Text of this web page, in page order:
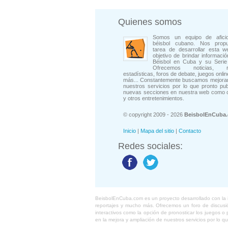
Quienes somos
Somos un equipo de
béisbol cubano. Nos
tarea de desarrollar esta
objetivo de brindar
Béisbol en Cuba y su Serie
Ofrecemos noticias,
estadísticas, foros de debate, juegos
más... Constantemente buscamos
nuestros servicios por lo que pronto
nuevas secciones en nuestra web como
y otros entretenimientos.
© copyright 2009 - 2026
Inicio | Mapa del sitio | Contacto
Redes sociales:
BeisbolEnCuba.com es un proyecto desarrollado con
reportajes y mucho más. Ofrecemos un foro de
interactivos como la opción de pronosticar los juegos
en la mejora y ampliación de nuestros servicios por lo